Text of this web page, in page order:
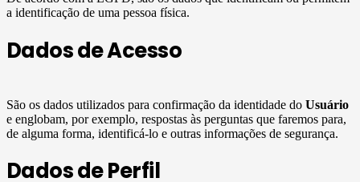
a identificação de uma pessoa física.
Dados de Acesso
São os dados utilizados para confirmação da identidade do Usuário
e englobam, por exemplo, respostas às perguntas que faremos para,
de alguma forma, identificá-lo e outras informações de segurança.
Dados de Perfil